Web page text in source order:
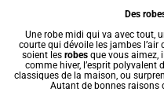
Des
Une robe midi qui va avec tout,
courtequi dévoile les jambes l’air
soient les robesque vous aimez,
comme hiver, l’esprit
classiques de la maison, ou
Autant de bonnes raisons